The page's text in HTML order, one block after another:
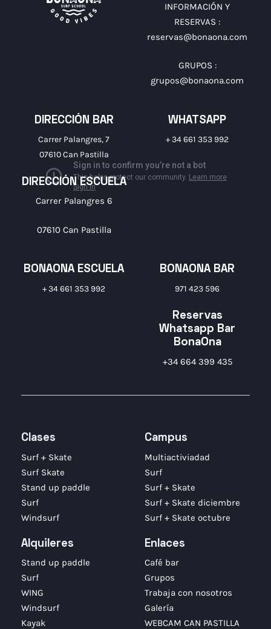
INFORMACIÓN Y
RESERVAS :
reservas@bonaona.com
GRUPOS :
grupos@bonaona.com
DIRECCIÓN BAR
Carrer Palangres, 7
07610 Can Pastilla
DIRECCIÓN ESCUELA
Carrer Palangres 6
07610 Can Pastilla
WHATSAPP
+ 34 661 353 992
BONAONA ESCUELA
+ 34 661 353 992
BONAONA BAR
971 423 596
Reservas
Whatsapp Bar
BonaOna
+34 664 399 435
Clases
Surf + Skate
Surf Skate
Stand up paddle
Surf
Windsurf
Campus
Multiactiviadad
Surf
Surf + Skate
Surf + Skate diciembre
Surf + Skate octubre
Alquileres
Stand up paddle
Surf
WING
Windsurf
Kayak
Enlaces
Café bar
Grupos
Trabaja con nosotros
Galería
WEBCAM CAN PASTILLA